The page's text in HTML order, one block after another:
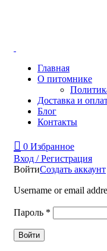
Главная
О питомнике
Доставка и
Блог
Контакты
0 Избранное
Вход / Регистрация
ВойтиСоздать аккаунт
Username or email
Пароль *
Войти